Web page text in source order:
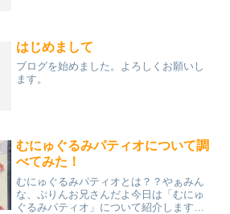
アウトが変わりますが生...
はじめまして
ブログを始めました。よろしくお願いし
ます。
むにゅぐるみパティオについて調
べてみた！
むにゅぐるみパティオとは？？やぁみん
な、ぷりんお兄さんだよ今日は「むにゅ
ぐるみパティオ」について紹介しますそ